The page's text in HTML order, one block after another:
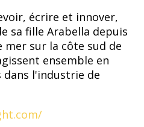
écrire et innover,
sa fille Arabella depuis
sur la côte sud de
ensemble en
l'industrie de